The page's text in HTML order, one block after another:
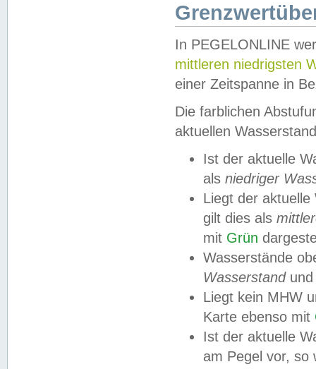
In PEGELONLINE
mittleren niedrigsten
einer Zeitspanne in
Die farblichen
aktuellen
Ist der aktuelle
als niedriger
Liegt der
gilt dies als
mit Grün
Wasserstände
Wasserstandund
Liegt kein MHW
Karte ebenso mit
Ist der aktuelle
am Pegel vor,